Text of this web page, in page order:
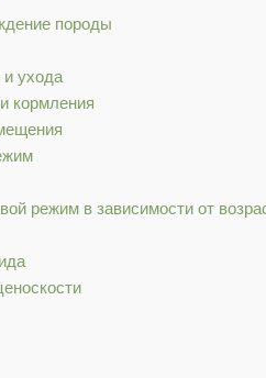
породы
и ухода
кормления
режим в зависимости от